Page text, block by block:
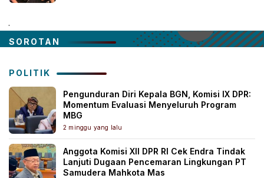
.
SOROTAN
POLITIK
Pengunduran Diri Kepala BGN, Komisi IX DPR:
Momentum Evaluasi Menyeluruh Program
MBG
2 minggu yang lalu
Anggota Komisi XII DPR RI Cek Endra Tindak
Lanjuti Dugaan Pencemaran Lingkungan PT
Samudera Mahkota Mas